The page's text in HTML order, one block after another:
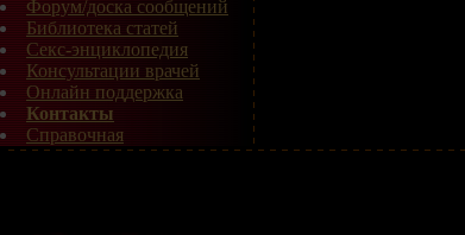
Форум/доска сообщений
Библиотека статей
Секс-энциклопедия
Консультации врачей
Онлайн поддержка
Контакты
Справочная